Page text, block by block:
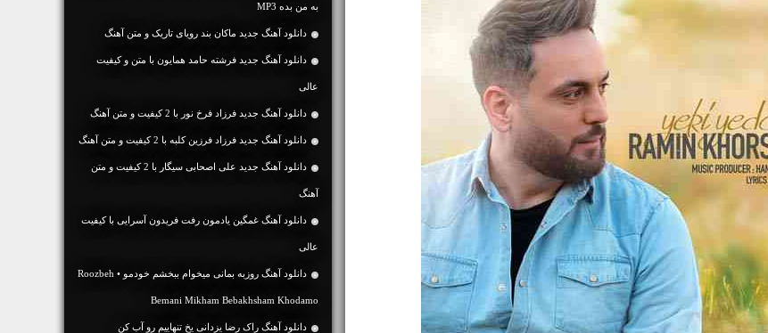
به من بده MP3
دانلود آهنگ جديد ماکان بند رویای تاریک و متن آهنگ
دانلود آهنگ جديد فرشته حامد همایون با متن و کیفیت
عالی
دانلود آهنگ جديد فرزاد فرخ نور با 2 کیفیت و متن آهنگ
دانلود آهنگ جديد فرزاد فرزین کلبه با 2 کیفیت و متن آهنگ
دانلود آهنگ جديد علی اصحابی سیگار با 2 کیفیت و متن
آهنگ
دانلود آهنگ غمگین یادمون رفت فریدون آسرایی با کیفیت
عالی
دانلود آهنگ روزبه بمانی میخوام ببخشم خودمو • Roozbeh
Bemani Mikham Bebakhsham Khodamo
دانلود آهنگ راک رضا یزدانی یخ تنهاییم رو آب کن